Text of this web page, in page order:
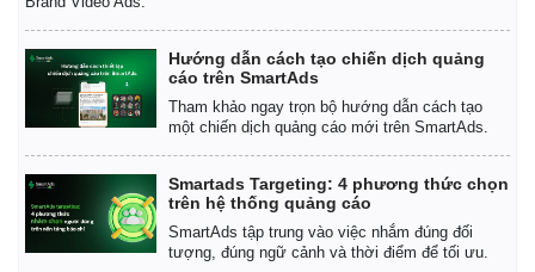
Hướng dẫn cách tạo chiến dịch quảng
cáo trên SmartAds
Tham khảo ngay trọn bộ hướng dẫn cách tạo
một chiến dịch quảng cáo mới trên SmartAds.
Smartads Targeting: 4 phương thức chọn
trên hệ thống quảng cáo
SmartAds tập trung vào việc nhắm đúng đối
tượng, đúng ngữ cảnh và thời điểm để tối ưu.